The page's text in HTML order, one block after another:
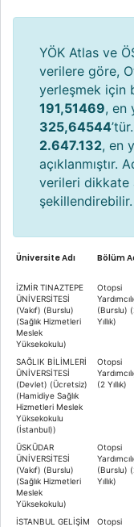
YÖK Atlas ve
verilere göre,
yerleşmek için
191,51469, en
325,64544
2.647.132, en
açıklanmıştır.
verileri dikkate
şekillendirebilir.
Üniversite Adı Bölüm
İZMİR TINAZTEPE
ÜNİVERSİTESİ
(Vakıf) (Burslu)
(Sağlık Hizmetleri
Meslek
Yüksekokulu)
Otopsi
(Burslu)
Yıllık)
SAĞLIK BİLİMLERİ
ÜNİVERSİTESİ
(Devlet) (Ücretsiz)
(Hamidiye Sağlık
Hizmetleri Meslek
Yüksekokulu
(İstanbul))
Otopsi
(2 Yıllık)
ÜSKÜDAR
ÜNİVERSİTESİ
(Vakıf) (Burslu)
(Sağlık Hizmetleri
Meslek
Yüksekokulu)
Otopsi
(Burslu)
Yıllık)
İSTANBUL GELİŞİM
Otopsi